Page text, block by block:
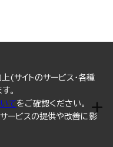
(サイトのサービス・各種
。
てをご確認ください。
ービスの提供や改善に影